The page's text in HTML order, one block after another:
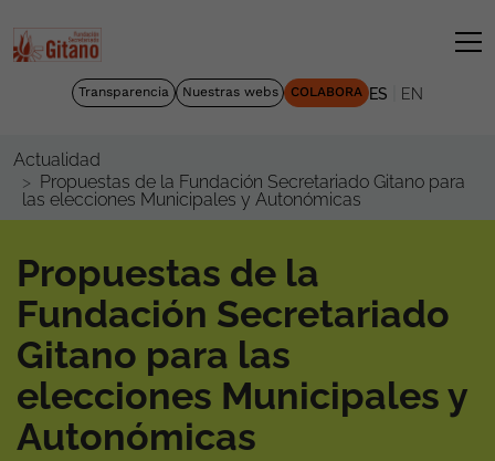
Transparencia Nuestras webs COLABORA ES EN
Actualidad
Propuestas de la Fundación Secretariado Gitano para
las elecciones Municipales y Autonómicas
Propuestas de la
Fundación Secretariado
Gitano para las
elecciones Municipales y
Autonómicas